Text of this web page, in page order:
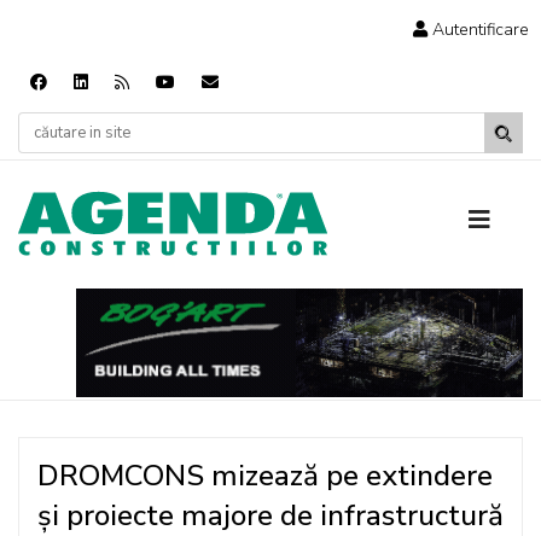
Autentificare
DROMCONS mizează pe extindere
și proiecte majore de infrastructură